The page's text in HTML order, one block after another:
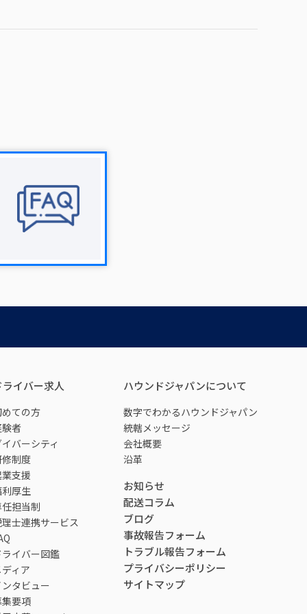
ライバー求人
ての方
者
バーシティ
制度
支援
厚生
担当制
士連携サービス
イバー図鑑
ィア
タビュー
要項
ハウンドジャパンについて
数字でわかるハウンドジャパン
統轄メッセージ
会社概要
沿革
お知らせ
配送コラム
ブログ
事故報告フォーム
トラブル報告フォーム
プライバシーポリシー
サイトマップ